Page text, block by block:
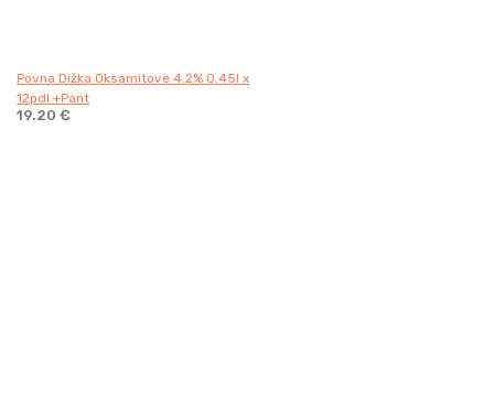
Povna Dižka Oksamitove 4.2% 0.45l x
12pdl +Pant
19.20 €